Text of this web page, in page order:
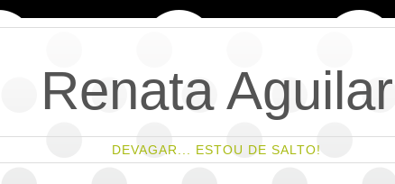
Renata Aguilar
DEVAGAR... ESTOU DE SALTO!